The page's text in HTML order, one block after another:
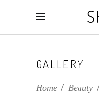
GALLERY
Home / Beauty /